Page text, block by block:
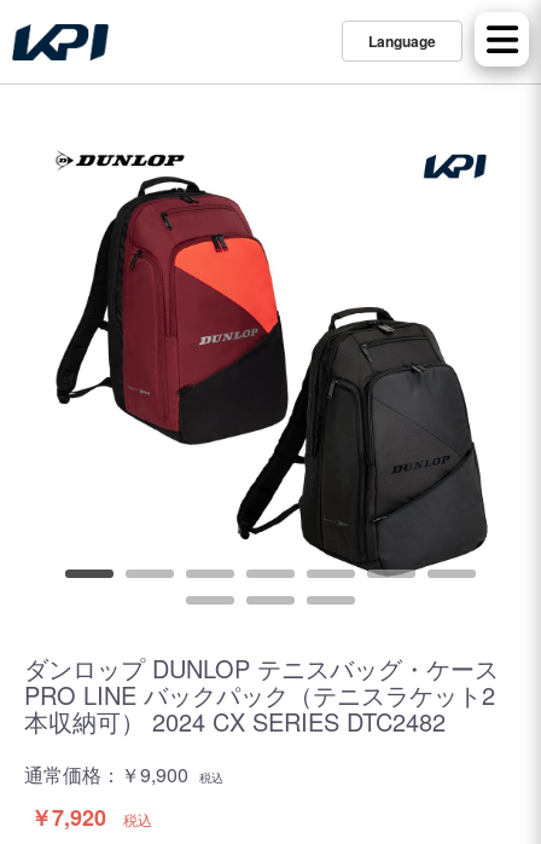
Language
ダンロップ DUNLOP テニスバッグ・ケース
PRO LINE バックパック（テニスラケット2
本収納可） 2024 CX SERIES DTC2482
通常価格： ￥9,900 税込
￥7,920 税込